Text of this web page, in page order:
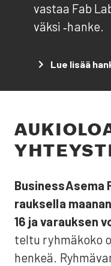
vas­taa Fab
väk­si ‑han­ke.
Lue lisää
Business­Asema
rauk­sel­la
16 ja varauk­sen
tel­tu ryh­mä­ko­ko
hen­keä.